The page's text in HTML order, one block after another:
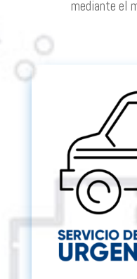
mediante el